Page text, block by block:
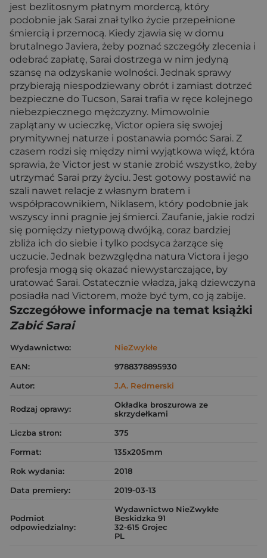
jest bezlitosnym płatnym mordercą, który
podobnie jak Sarai znał tylko życie przepełnione
śmiercią i przemocą. Kiedy zjawia się w domu
brutalnego Javiera, żeby poznać szczegóły zlecenia i
odebrać zapłatę, Sarai dostrzega w nim jedyną
szansę na odzyskanie wolności. Jednak sprawy
przybierają niespodziewany obrót i zamiast dotrzeć
bezpieczne do Tucson, Sarai trafia w ręce kolejnego
niebezpiecznego mężczyzny. Mimowolnie
zaplątany w ucieczkę, Victor opiera się swojej
prymitywnej naturze i postanawia pomóc Sarai. Z
czasem rodzi się między nimi wyjątkowa więź, która
sprawia, że Victor jest w stanie zrobić wszystko, żeby
utrzymać Sarai przy życiu. Jest gotowy postawić na
szali nawet relacje z własnym bratem i
współpracownikiem, Niklasem, który podobnie jak
wszyscy inni pragnie jej śmierci. Zaufanie, jakie rodzi
się pomiędzy nietypową dwójką, coraz bardziej
zbliża ich do siebie i tylko podsyca żarzące się
uczucie. Jednak bezwzględna natura Victora i jego
profesja mogą się okazać niewystarczające, by
uratować Sarai. Ostatecznie władza, jaką dziewczyna
posiadła nad Victorem, może być tym, co ją zabije.
Szczegółowe informacje na temat książki
Zabić Sarai
Wydawnictwo:
NieZwykłe
EAN:
9788378895930
Autor:
J.A. Redmerski
Rodzaj oprawy:
Okładka broszurowa ze
skrzydełkami
Liczba stron:
375
Format:
135x205mm
Rok wydania:
2018
Data premiery:
2019-03-13
Podmiot
odpowiedzialny:
Wydawnictwo NieZwykłe
Beskidzka 91
32-615 Grojec
PL